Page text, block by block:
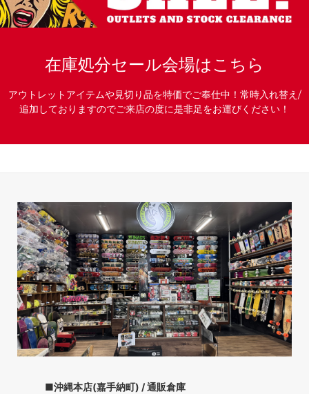
在庫処分セール会場はこちら
アウトレットアイテムや見切り品を特価でご奉仕中！常時入れ替え/
追加しておりますのでご来店の度に是非足をお運びください！
■沖縄本店(嘉手納町) / 通販倉庫